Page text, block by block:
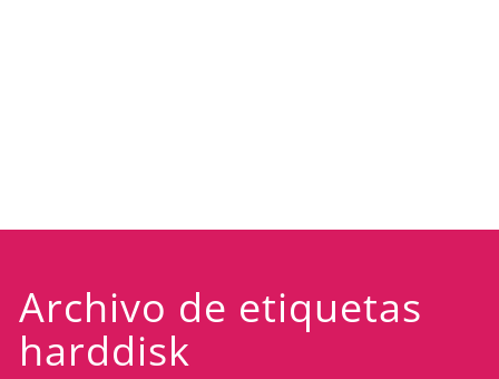
Archivo de etiquetas
harddisk